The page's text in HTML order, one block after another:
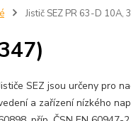
Jistič SEZ PR 63-D 10A,
SEZ jsou určeny pro
a zařízení nízkého